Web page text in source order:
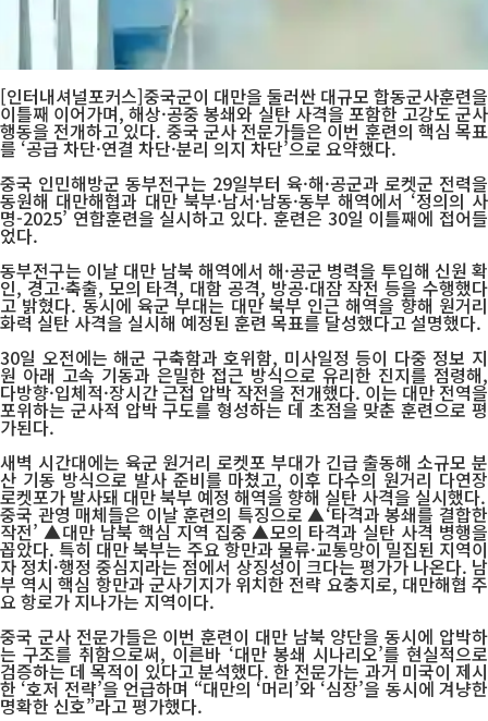
[인터내셔널포커스]중국군이 대만을 둘러싼 대규모 합동군사훈련을
이틀째 이어가며, 해상·공중 봉쇄와 실탄 사격을 포함한 고강도 군사
행동을 전개하고 있다. 중국 군사 전문가들은 이번 훈련의 핵심 목표
를 ‘공급 차단·연결 차단·분리 의지 차단’으로 요약했다.
중국 인민해방군 동부전구는 29일부터 육·해·공군과 로켓군 전력을
동원해 대만해협과 대만 북부·남서·남동·동부 해역에서 ‘정의의 사
명-2025’ 연합훈련을 실시하고 있다. 훈련은 30일 이틀째에 접어들
었다.
동부전구는 이날 대만 남북 해역에서 해·공군 병력을 투입해 신원 확
인, 경고·축출, 모의 타격, 대함 공격, 방공·대잠 작전 등을 수행했다
고 밝혔다. 동시에 육군 부대는 대만 북부 인근 해역을 향해 원거리
화력 실탄 사격을 실시해 예정된 훈련 목표를 달성했다고 설명했다.
30일 오전에는 해군 구축함과 호위함, 미사일정 등이 다중 정보 지
원 아래 고속 기동과 은밀한 접근 방식으로 유리한 진지를 점령해,
다방향·입체적·장시간 근접 압박 작전을 전개했다. 이는 대만 전역을
포위하는 군사적 압박 구도를 형성하는 데 초점을 맞춘 훈련으로 평
가된다.
새벽 시간대에는 육군 원거리 로켓포 부대가 긴급 출동해 소규모 분
산 기동 방식으로 발사 준비를 마쳤고, 이후 다수의 원거리 다연장
로켓포가 발사돼 대만 북부 예정 해역을 향해 실탄 사격을 실시했다.
중국 관영 매체들은 이날 훈련의 특징으로 ▲‘타격과 봉쇄를 결합한
작전’ ▲대만 남북 핵심 지역 집중 ▲모의 타격과 실탄 사격 병행을
꼽았다. 특히 대만 북부는 주요 항만과 물류·교통망이 밀집된 지역이
자 정치·행정 중심지라는 점에서 상징성이 크다는 평가가 나온다. 남
부 역시 핵심 항만과 군사기지가 위치한 전략 요충지로, 대만해협 주
요 항로가 지나가는 지역이다.
중국 군사 전문가들은 이번 훈련이 대만 남북 양단을 동시에 압박하
는 구조를 취함으로써, 이른바 ‘대만 봉쇄 시나리오’를 현실적으로
검증하는 데 목적이 있다고 분석했다. 한 전문가는 과거 미국이 제시
한 ‘호저 전략’을 언급하며 “대만의 ‘머리’와 ‘심장’을 동시에 겨냥한
명확한 신호”라고 평가했다.